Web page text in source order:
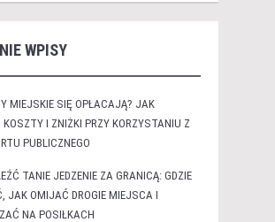
WPISY
MIEJSKIE SIĘ OPŁACAJĄ? JAK
KOSZTY I ZNIŻKI PRZY KORZYSTANIU Z
PUBLICZNEGO
TANIE JEDZENIE ZA GRANICĄ: GDZIE
JAK OMIJAĆ DROGIE MIEJSCA I
NA POSIŁKACH